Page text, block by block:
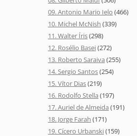
09. Antonio Mario Ielo (466)
10. Michel McNish (339)
11. Walter Íris(298)
12. Rosélio Basei(272)
13. Roberto Saraiva (255)
14. Sergio Santos(254)
15. Vítor Dias(219)
16. Rodolfo Stella (197)
17. Auriel de Almeida (191)
18. Jorge Farah (171)
19. Cícero Urbanski(159)